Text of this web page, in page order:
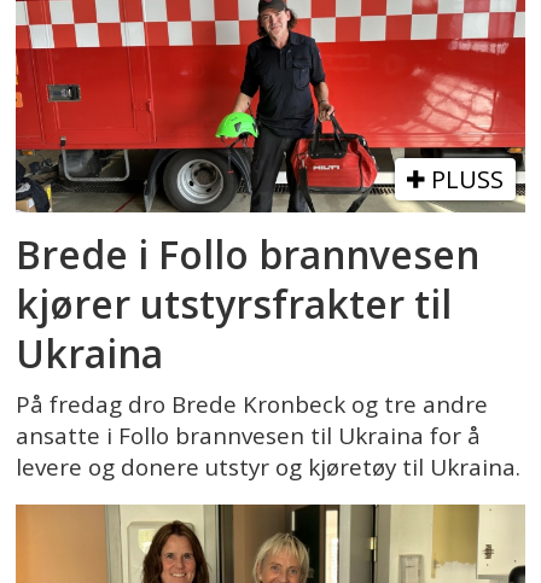
PLUSS
Brede i Follo brannvesen
kjører utstyrsfrakter til
Ukraina
På fredag dro Brede Kronbeck og tre andre
ansatte i Follo brannvesen til Ukraina for å
levere og donere utstyr og kjøretøy til Ukraina.